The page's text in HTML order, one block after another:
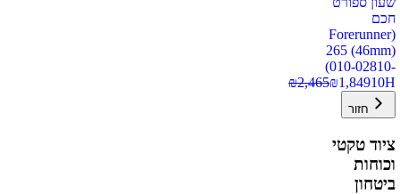
חכם
(Forerunner
265 (46mm)
(010-02810-
10H
₪1,849
₪2,465
חזור
ציוד טקטי
וכוחות
ביטחון